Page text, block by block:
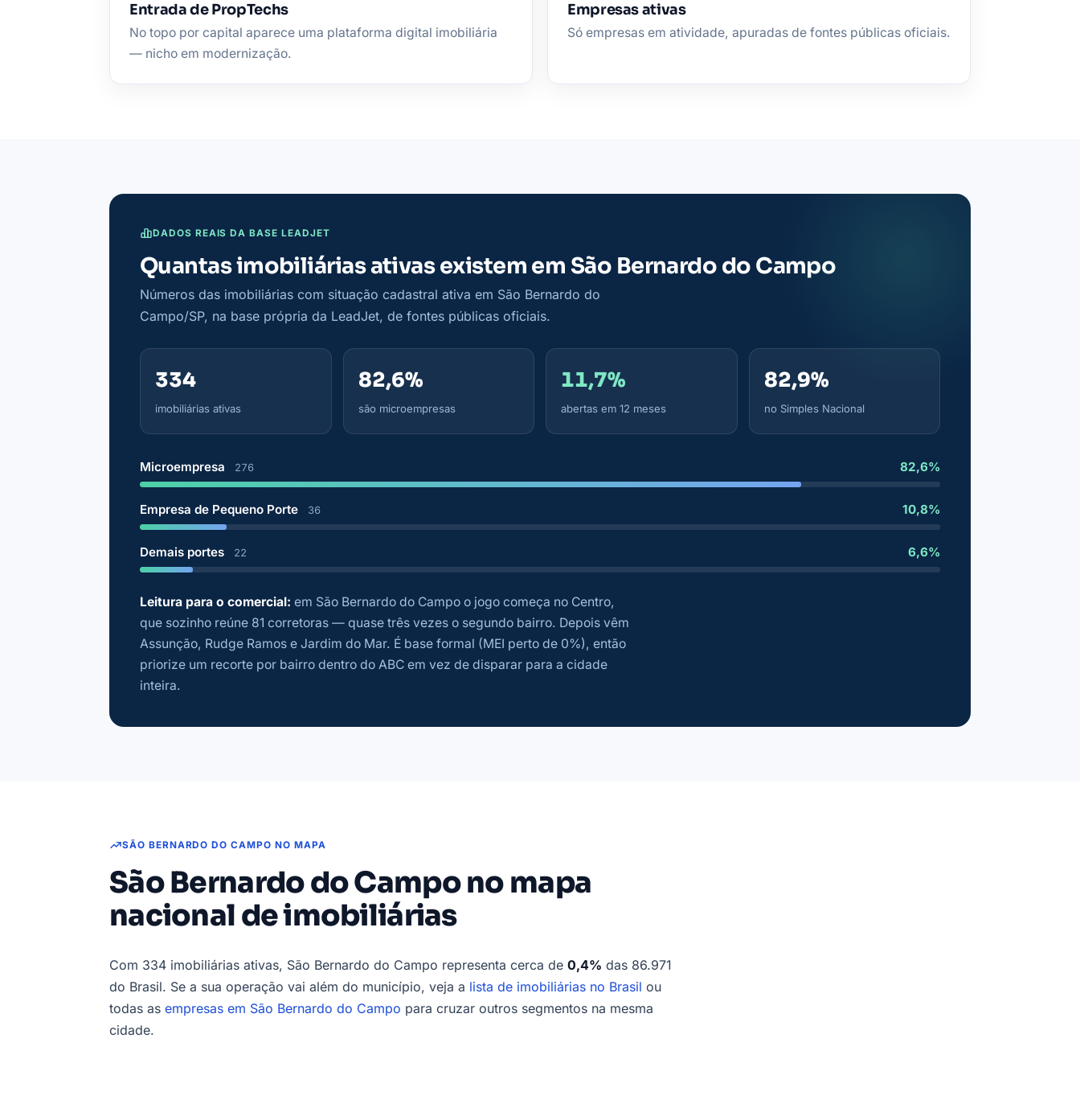
Entrada de PropTechs
No topo por capital aparece uma plataforma digital imobiliária
— nicho em modernização.
Empresas ativas
Só empresas em atividade, apuradas de fontes públicas oficiais.
DADOS REAIS DA BASE LEADJET
Quantas imobiliárias ativas existem em São Bernardo do Campo
Números das imobiliárias com situação cadastral ativa em São Bernardo do
Campo/SP, na base própria da LeadJet, de fontes públicas oficiais.
334
imobiliárias ativas
82,6%
são microempresas
11,7%
abertas em 12 meses
82,9%
no Simples Nacional
Microempresa 276 82,6%
Empresa de Pequeno Porte 36 10,8%
Demais portes 22 6,6%
Leitura para o comercial: em São Bernardo do Campo o jogo começa no Centro,
que sozinho reúne 81 corretoras — quase três vezes o segundo bairro. Depois vêm
Assunção, Rudge Ramos e Jardim do Mar. É base formal (MEI perto de 0%), então
priorize um recorte por bairro dentro do ABC em vez de disparar para a cidade
inteira.
SÃO BERNARDO DO CAMPO NO MAPA
São Bernardo do Campo no mapa
nacional de imobiliárias
Com 334 imobiliárias ativas, São Bernardo do Campo representa cerca de 0,4% das 86.971
do Brasil. Se a sua operação vai além do município, veja a lista de imobiliárias no Brasil ou
todas as empresas em São Bernardo do Campo para cruzar outros segmentos na mesma
cidade.